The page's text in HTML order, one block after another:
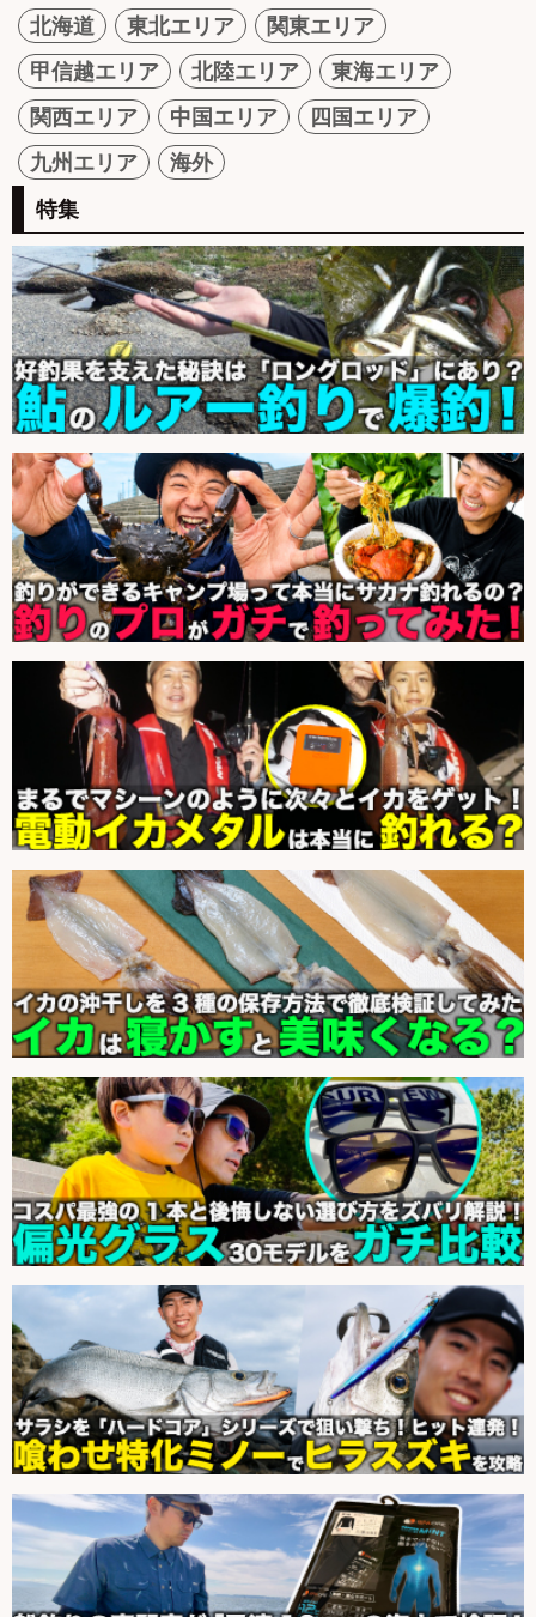
北海道 東北エリア
関東エリア
甲信越エリア
北陸エリア
東海エリア
関西エリア
中国エリア
四国エリア
九州エリア
海外
特集